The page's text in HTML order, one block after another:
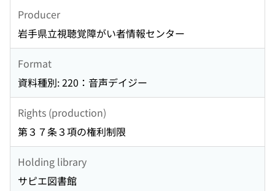
Producer
岩手県立視聴覚障がい者情報センター
Format
資料種別: 220：音声デイジー
Rights (production)
第３７条３項の権利制限
Holding library
サピエ図書館